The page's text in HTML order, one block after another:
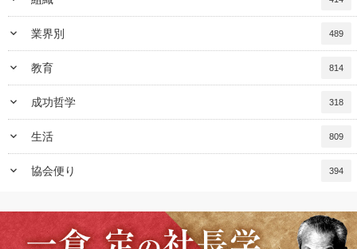
keyboard_arrow_down 業界別 489
keyboard_arrow_down 教育 814
keyboard_arrow_down 成功哲学 318
keyboard_arrow_down 生活 809
keyboard_arrow_down 協会便り 394